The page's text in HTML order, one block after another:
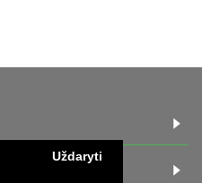
Uždaryti